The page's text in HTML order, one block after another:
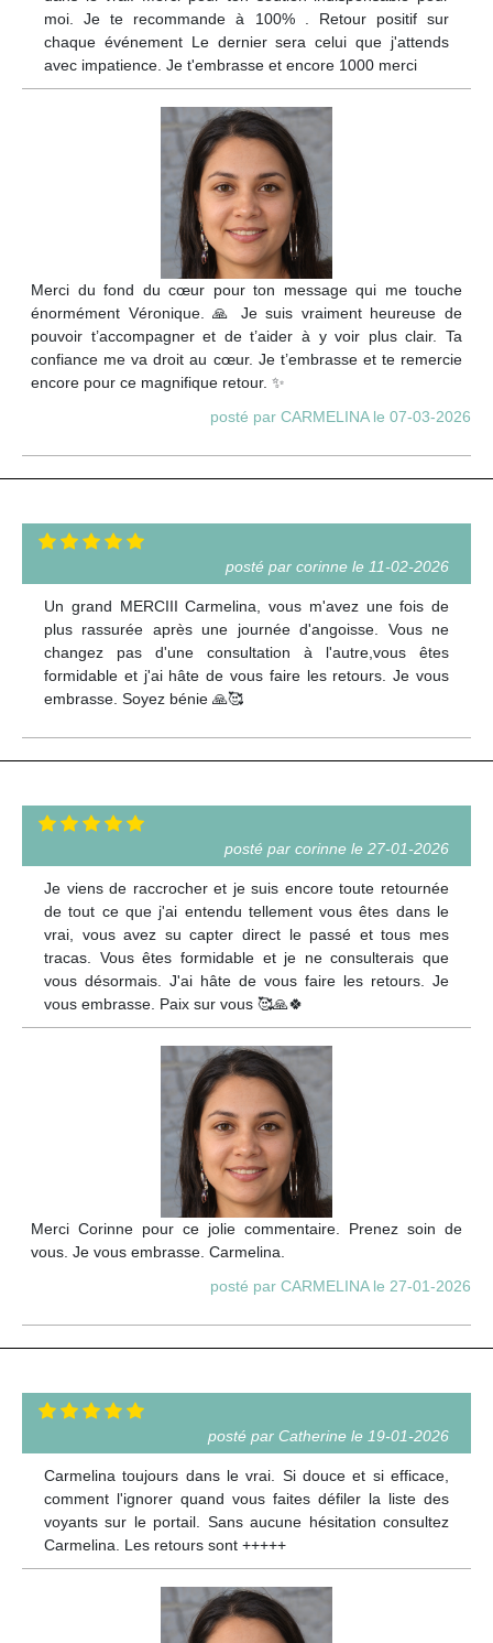
moi. Je te recommande à 100% . Retour positif sur
chaque événement Le dernier sera celui que j'attends
avec impatience. Je t'embrasse et encore 1000 merci
Merci du fond du cœur pour ton message qui me touche
énormément Véronique. 🙏 Je suis vraiment heureuse de
pouvoir t’accompagner et de t’aider à y voir plus clair. Ta
confiance me va droit au cœur. Je t’embrasse et te remercie
encore pour ce magnifique retour. ✨
posté par CARMELINA le 07-03-2026
posté par corinne le 11-02-2026
Un grand MERCIII Carmelina, vous m'avez une fois de
plus rassurée après une journée d'angoisse. Vous ne
changez pas d'une consultation à l'autre,vous êtes
formidable et j'ai hâte de vous faire les retours. Je vous
embrasse. Soyez bénie 🙏🥰
posté par corinne le 27-01-2026
Je viens de raccrocher et je suis encore toute retournée
de tout ce que j'ai entendu tellement vous êtes dans le
vrai, vous avez su capter direct le passé et tous mes
tracas. Vous êtes formidable et je ne consulterais que
vous désormais. J'ai hâte de vous faire les retours. Je
vous embrasse. Paix sur vous 🥰🙏🍀
Merci Corinne pour ce jolie commentaire. Prenez soin de
vous. Je vous embrasse. Carmelina.
posté par CARMELINA le 27-01-2026
posté par Catherine le 19-01-2026
Carmelina toujours dans le vrai. Si douce et si efficace,
comment l'ignorer quand vous faites défiler la liste des
voyants sur le portail. Sans aucune hésitation consultez
Carmelina. Les retours sont +++++